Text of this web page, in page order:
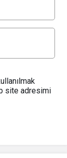
site adresimi